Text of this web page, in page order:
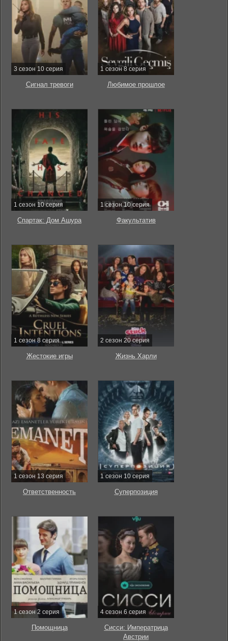
3 сезон 10 серия
Сигнал тревоги
1 сезон 8 серия
Любимое прошлое
1 сезон 10 серия
Спартак: Дом Ашура
1 сезон 10 серия
Факультатив
1 сезон 8 серия
Жестокие игры
2 сезон 20 серия
Жизнь Харли
1 сезон 13 серия
Ответственность
1 сезон 10 серия
Суперпозиция
1 сезон 2 серия
Помощница
4 сезон 6 серия
Сисси: Императрица
Австрии